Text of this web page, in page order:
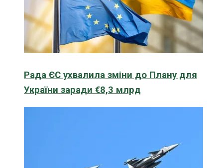
Рада ЄС ухвалила зміни до Плану для
України заради €8,3 млрд